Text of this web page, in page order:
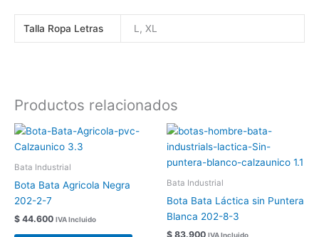
Talla Ropa Letras L, XL
Productos relacionados
Bata Industrial
Bota Bata Agricola Negra
202-2-7
$ 44.600 IVA Incluido
Este
producto
múltiplesBata Industrial
Bota Bata Láctica sin Puntera
Blanca 202-8-3
$ 83.900 IVA Incluido
tiene
Las